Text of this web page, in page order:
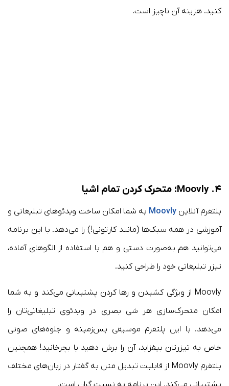
کنید. هزینه آن ناچیز است.
۴. Moovly؛ متحرک کردن تمام اشیا
پلتفرم آنلاینMoovly به شما امکان ساخت ویدئو‌های تبلیغاتی و
آموزشی در همه سبک‌ها (مانند کارتونی!) را می‌دهد. با این برنامه
می‌توانید هم به‌صورت دستی و هم با استفاده از الگوهای آماده،
تیزر تبلیغاتی خود را طراحی کنید.
Moovly از ویژگی کشیدن و رها کردن پشتیبانی می‌کند و به شما
امکان متحرک‌سازی هر شی بصری در ویدئوی تبلیغاتی‌تان را
می‌دهد. با این پلتفرم موسیقی پس‌زمینه و جلوه‌های صوتی
خاص به تیزرتان بیفزاید، آن را برش دهید یا بچرخانید! همچنین
پلتفرم Moovly از قابلیت تبدیل متن به گفتار در زبان‌های مختلف